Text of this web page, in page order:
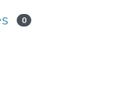
0